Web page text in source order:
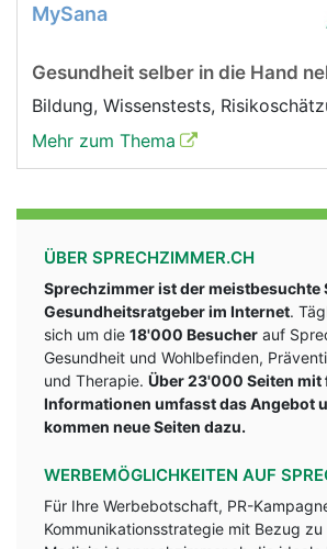
MySana
Gesundheit selber in die Hand
Bildung, Wissenstests,
Mehr zum Thema
ÜBER SPRECHZIMMER.CH
Sprechzimmer ist der meistbesuchte
Gesundheitsratgeber im Internet.
sich um die 18'000 Besucher auf
Gesundheit und Wohlbefinden,
und Therapie. Über 23'000 Seiten mit
Informationen umfasst das Angebot
kommen neue Seiten dazu.
WERBEMÖGLICHKEITEN AUF
Für Ihre Werbebotschaft, PR-
Kommunikationsstrategie mit Bezug